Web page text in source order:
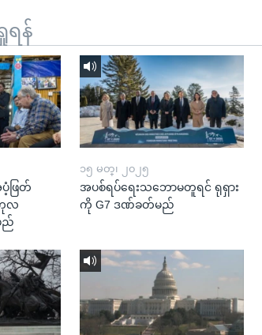
န်
ဖြတ်
လ
ည်
၁၅ မတ္၊ ၂၀၂၅
အပစ်ရပ်ရေးသဘောမတူရင် ရုရှား
ကို G7 ဒဏ်ခတ်မည်